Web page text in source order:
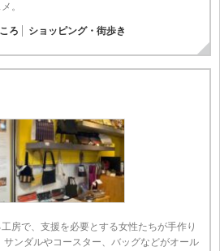
。
ろ ショッピング・街歩き
房で、支援を必要とする女性たちが手作り
ンダルやコースター、バッグなどがオール